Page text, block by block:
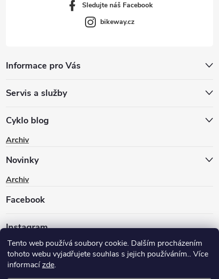
Tento web používá soubory cookie. Dalším procházením
tohoto webu vyjadřujete souhlas s jejich používáním.. Více
informacízde.
Sledujte náš Facebook
bikeway.cz
Informace pro Vás
Servis a služby
Cyklo blog
Archiv
Novinky
Archiv
Facebook
Instagram